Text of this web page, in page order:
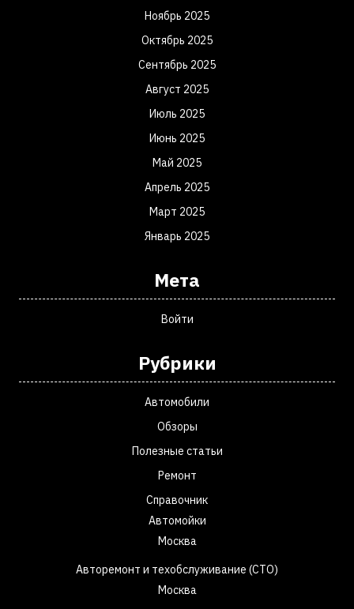
Ноябрь 2025
Октябрь 2025
Сентябрь 2025
Август 2025
Июль 2025
Июнь 2025
Май 2025
Апрель 2025
Март 2025
Январь 2025
Мета
Войти
Рубрики
Автомобили
Обзоры
Полезные статьи
Ремонт
Справочник
Автомойки
Москва
Авторемонт и техобслуживание (СТО)
Москва